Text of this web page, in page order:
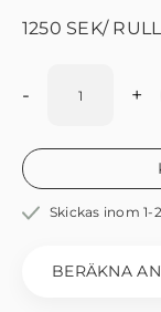
1250 SEK/
- +
Skickas inom 1-
BERÄKNA